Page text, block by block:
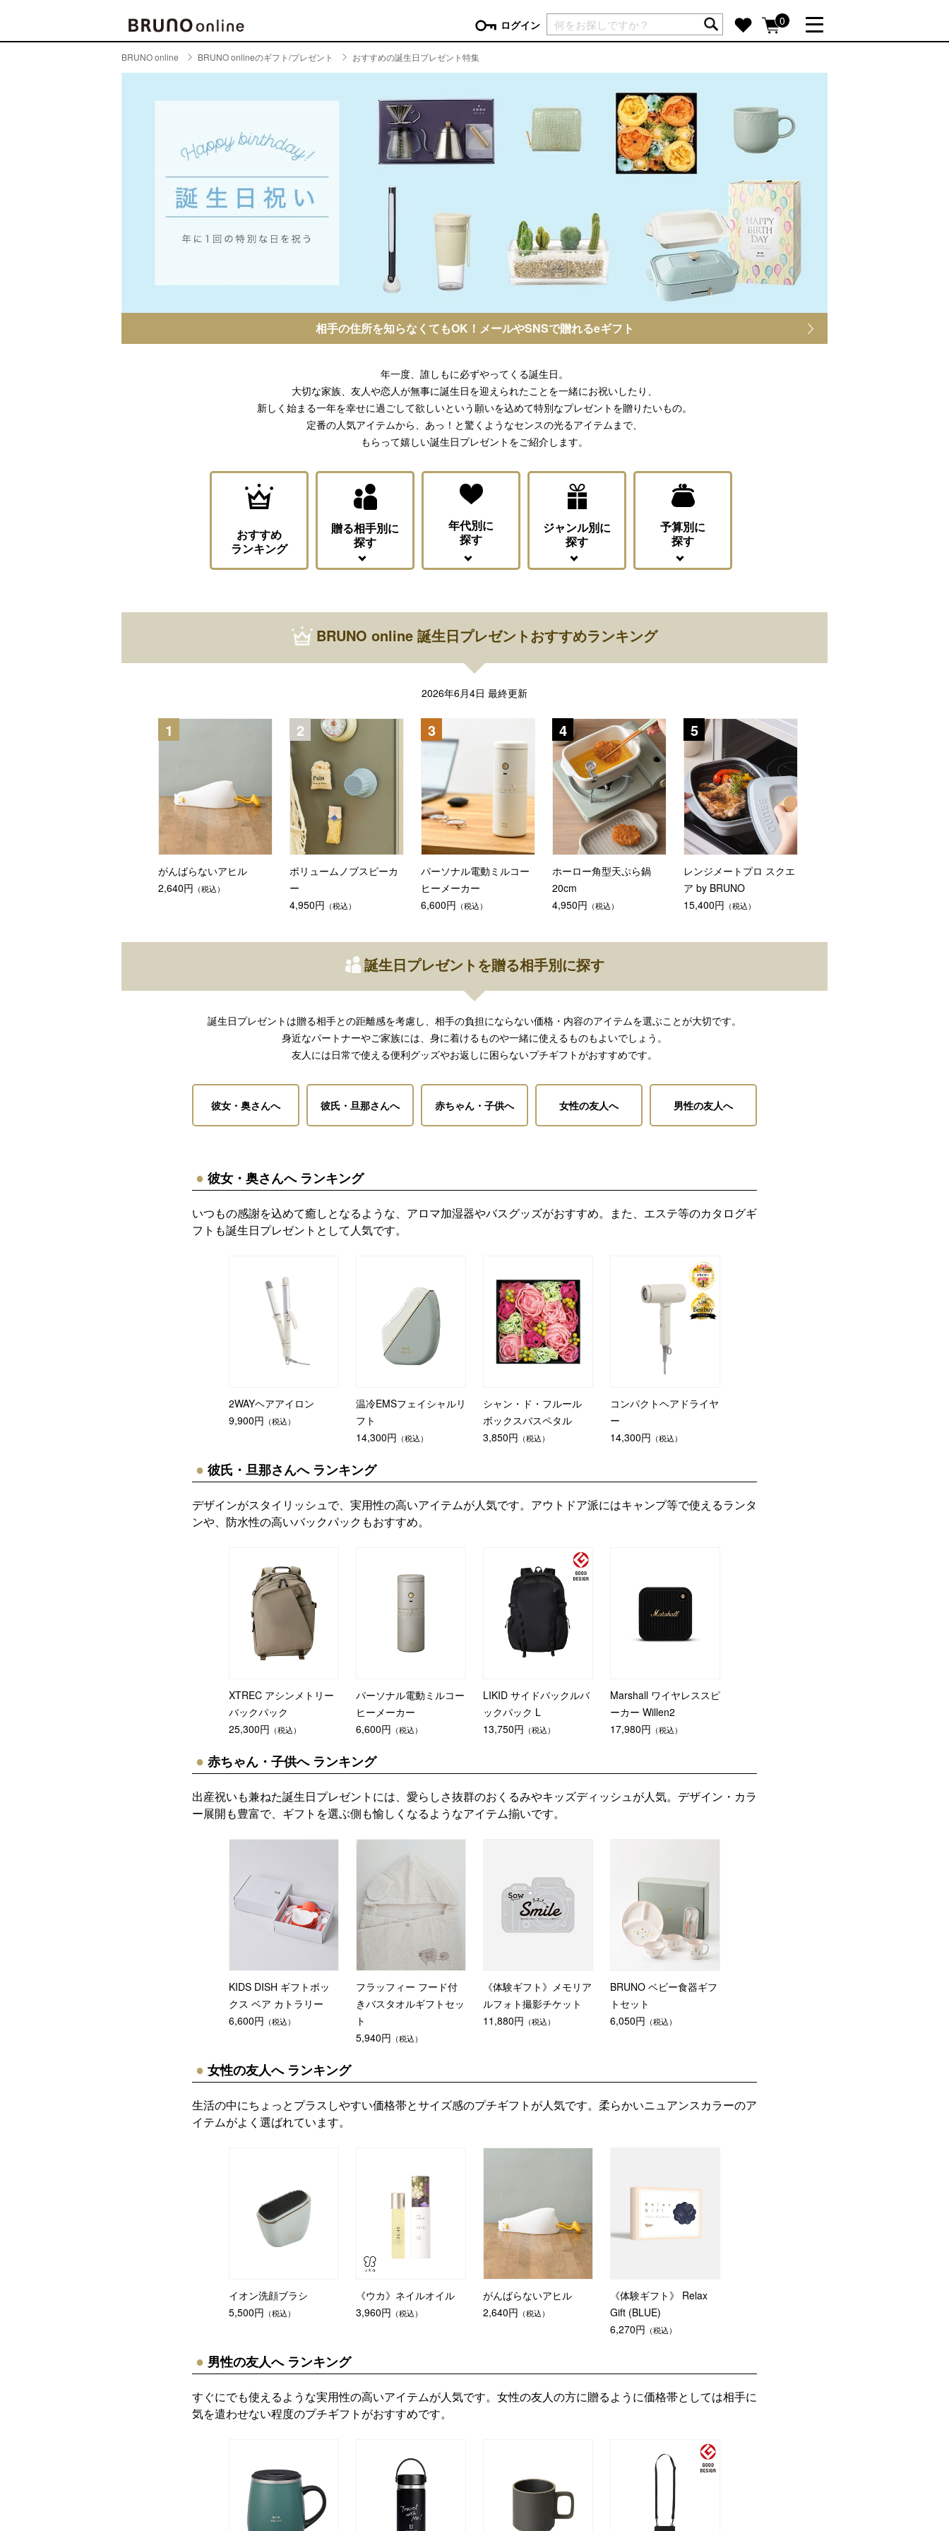
ログイン
ログイン
パスワードをお忘れの方はこちら＞
0
現在カートには商品が入っていません。
詳しく見る
ブランド一覧
店舗一覧
CONTENTS
コラム
more
食器
キッチンファブリック
インテリア more
時計
ピクニックアイテム more
ランチボックス・弁当箱
その他ピクニックアイテム
スキンケア・フェイスケア
ヘアケア
ハンドケア
アロマ
ファッション雑貨
バッグ
ファッション
その他ベビー・キッズアイテム
結婚祝い
出産祝い
新築・引越し祝い
転職・送別祝い
母の日ギフト
おまとめ割引
more
SUPPORT
BRUNO online BRUNO onlineのギフト/プレゼント おすすめの誕生日プレゼント特集
相手の住所を知らなくてもOK！メールやSNSで贈れるeギフト
年一度、誰しもに必ずやってくる誕生日。
大切な家族、友人や恋人が無事に誕生日を迎えられたことを一緒にお祝いしたり、
新しく始まる一年を幸せに過ごして欲しいという願いを込めて特別なプレゼントを贈りたいもの。
定番の人気アイテムから、あっ！と驚くようなセンスの光るアイテムまで、
もらって嬉しい誕生日プレゼントをご紹介します。
おすすめ
ランキング
贈る相手別に
探す
年代別に
探す
ジャンル別に
探す
予算別に
探す
BRUNO online 誕生日プレゼントおすすめランキング
2026年6月4日 最終更新
がんばらないアヒル
2,640円 （税込）
ボリュームノブスピーカ
ー
4,950円 （税込）
パーソナル電動ミルコー
ヒーメーカー
6,600円 （税込）
ホーロー角型天ぷら鍋
20cm
4,950円 （税込）
レンジメートプロ スクエ
ア by BRUNO
15,400円 （税込）
誕生日プレゼントを贈る相手別に探す
誕生日プレゼントは贈る相手との距離感を考慮し、相手の負担にならない価格・内容のアイテムを選ぶことが大切です。
身近なパートナーやご家族には、身に着けるものや一緒に使えるものもよいでしょう。
友人には日常で使える便利グッズやお返しに困らないプチギフトがおすすめです。
彼女・奥さんへ 彼氏・旦那さんへ 赤ちゃん・子供へ 女性の友人へ 男性の友人へ
彼女・奥さんへ ランキング
いつもの感謝を込めて癒しとなるような、アロマ加湿器やバスグッズがおすすめ。また、エステ等のカタログギ
フトも誕生日プレゼントとして人気です。
2WAYヘアアイロン
9,900円 （税込）
温冷EMSフェイシャルリ
フト
14,300円 （税込）
シャン・ド・フルール
ボックスバスペタル
3,850円 （税込）
コンパクトヘアドライヤ
ー
14,300円 （税込）
彼氏・旦那さんへ ランキング
デザインがスタイリッシュで、実用性の高いアイテムが人気です。アウトドア派にはキャンプ等で使えるランタ
ンや、防水性の高いバックパックもおすすめ。
XTREC アシンメトリー
バックパック
25,300円 （税込）
パーソナル電動ミルコー
ヒーメーカー
6,600円 （税込）
LIKID サイドバックルバ
ックパック L
13,750円 （税込）
Marshall ワイヤレススピ
ーカー Willen2
17,980円 （税込）
赤ちゃん・子供へ ランキング
出産祝いも兼ねた誕生日プレゼントには、愛らしさ抜群のおくるみやキッズディッシュが人気。デザイン・カラ
ー展開も豊富で、ギフトを選ぶ側も愉しくなるようなアイテム揃いです。
KIDS DISH ギフトボッ
クス ベア カトラリー
6,600円 （税込）
フラッフィー フード付
きバスタオルギフトセッ
ト
5,940円 （税込）
《体験ギフト》メモリア
ルフォト撮影チケット
11,880円 （税込）
BRUNO ベビー食器ギフ
トセット
6,050円 （税込）
女性の友人へ ランキング
生活の中にちょっとプラスしやすい価格帯とサイズ感のプチギフトが人気です。柔らかいニュアンスカラーのア
イテムがよく選ばれています。
イオン洗顔ブラシ
5,500円 （税込）
《ウカ》ネイルオイル
3,960円 （税込）
がんばらないアヒル
2,640円 （税込）
《体験ギフト》 Relax
Gift (BLUE)
6,270円 （税込）
男性の友人へ ランキング
すぐにでも使えるような実用性の高いアイテムが人気です。女性の友人の方に贈るように価格帯としては相手に
気を遣わせない程度のプチギフトがおすすめです。